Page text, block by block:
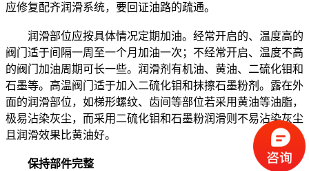
应修复配齐润滑系统，要回证油路的疏通。
润滑部位应按具体情况定期加油。经常开启的、温度高的
阀门适于间隔一周至一个月加油一次；不经常开启、温度不高
的阀门加油周期可长一些。润滑剂有机油、黄油、二硫化钼和
石墨等。高温阀门适于加入二硫化钼和抹擦石墨粉剂。露在外
面的润滑部位，如梯形螺纹、齿间等部位若采用黄油等油脂，
极易沾染灰尘，而采用二硫化钼和石墨粉润滑则不易沾染灰尘
且润滑效果比黄油好。
保持部件完整